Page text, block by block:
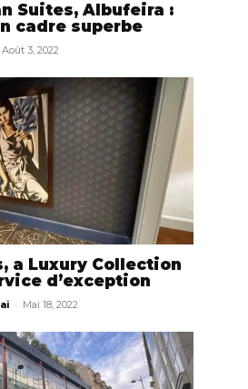
Suites, Albufeira :
cadre superbe
Août 3, 2022
a Luxury Collection
d’exception
- Mai 18, 2022